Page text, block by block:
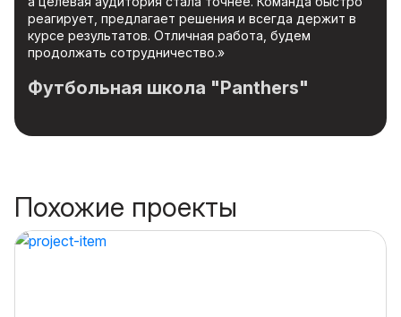
реагирует, предлагает решения и всегда держит в
курсе результатов. Отличная работа, будем
продолжать сотрудничество.»
Футбольная школа "Panthers"
Похожие проекты